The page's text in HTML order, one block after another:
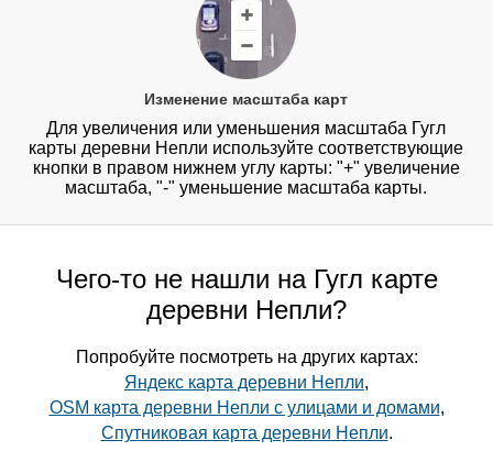
Изменение масштаба карт
Для увеличения или уменьшения масштаба Гугл
карты деревни Непли используйте соответствующие
кнопки в правом нижнем углу карты: "+" увеличение
масштаба, "-" уменьшение масштаба карты.
Чего-то не нашли на Гугл карте
деревни Непли?
Попробуйте посмотреть на других картах:
Яндекс карта деревни Непли,
OSM карта деревни Непли с улицами и домами,
Спутниковая карта деревни Непли.